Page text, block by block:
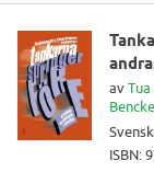
av
ISBN: